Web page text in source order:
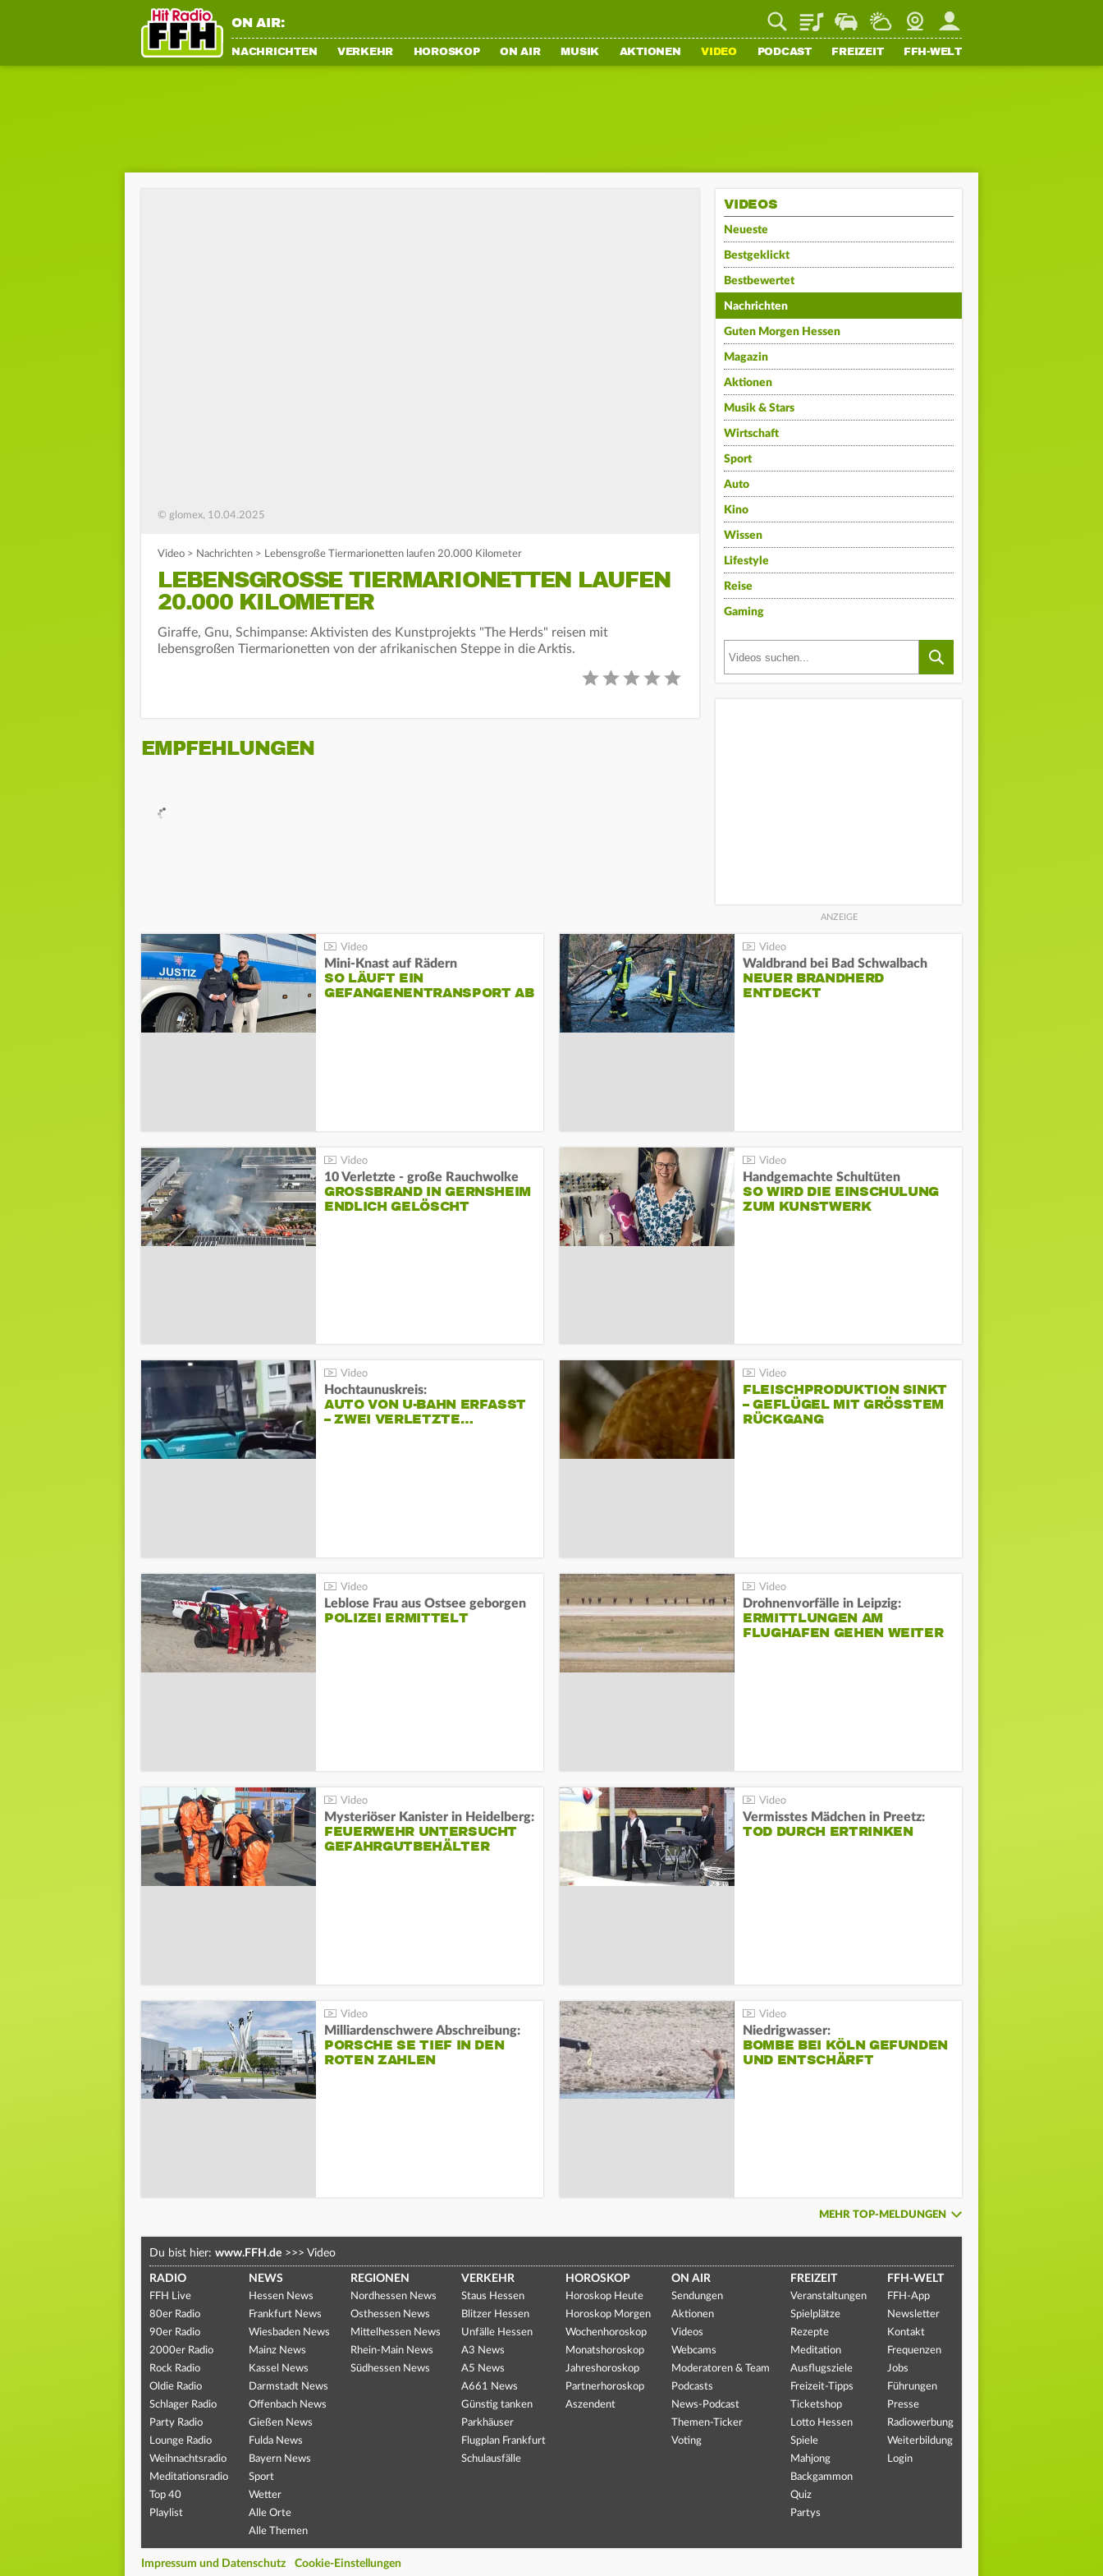
ON AIR: PlaylistStaupilotWetterWebcamMein FFH
NACHRICHTEN VERKEHR HOROSKOP ON AIR MUSIK AKTIONEN VIDEO PODCAST FREIZEIT FFH-WELT
© glomex, 10.04.2025
Video > Nachrichten > Lebensgroße Tiermarionetten laufen 20.000 Kilometer
LEBENSGROSSE TIERMARIONETTEN LAUFEN 2
0.000 KILOMETER
Giraffe, Gnu, Schimpanse: Aktivisten des Kunstprojekts "The Herds" reisen mit
lebensgroßen Tiermarionetten von der afrikanischen Steppe in die Arktis.
EMPFEHLUNGEN
VIDEOS
Neueste
Bestgeklickt
Bestbewertet
Nachrichten
Guten Morgen Hessen
Magazin
Aktionen
Musik & Stars
Wirtschaft
Sport
Auto
Kino
Wissen
Lifestyle
Reise
Gaming
Mini-Knast auf Rädern
SO LÄUFT EIN
GEFANGENENTRANSPORT AB
Waldbrand bei Bad Schwalbach
NEUER BRANDHERD
ENTDECKT
10 Verletzte - große Rauchwolke
GROSSBRAND IN GERNSHEIM E
NDLICH GELÖSCHT
Handgemachte Schultüten
SO WIRD DIE EINSCHULUNG
ZUM KUNSTWERK
Hochtaunuskreis:
AUTO VON U-BAHN ERFASST
– ZWEI VERLETZTE…
FLEISCHPRODUKTION SINKT
– GEFLÜGEL MIT GRÖSSTEM R
ÜCKGANG
Leblose Frau aus Ostsee geborgen
POLIZEI ERMITTELT
Drohnenvorfälle in Leipzig:
ERMITTLUNGEN AM
FLUGHAFEN GEHEN WEITER
Mysteriöser Kanister in Heidelberg:
FEUERWEHR UNTERSUCHT
GEFAHRGUTBEHÄLTER
Vermisstes Mädchen in Preetz:
TOD DURCH ERTRINKEN
Milliardenschwere Abschreibung:
PORSCHE SE TIEF IN DEN
ROTEN ZAHLEN
Niedrigwasser:
BOMBE BEI KÖLN GEFUNDEN
UND ENTSCHÄRFT
MEHR TOP-MELDUNGEN
Du bist hier: www.FFH.de >>> Video
RADIO
FFH Live
80er Radio
90er Radio
2000er Radio
Rock Radio
Oldie Radio
Schlager Radio
Party Radio
Lounge Radio
Weihnachtsradio
Meditationsradio
Top 40
Playlist
NEWS
Hessen News
Frankfurt News
Wiesbaden News
Mainz News
Kassel News
Darmstadt News
Offenbach News
Gießen News
Fulda News
Bayern News
Sport
Wetter
Alle Orte
Alle Themen
REGIONEN
Nordhessen News
Osthessen News
Mittelhessen News
Rhein-Main News
Südhessen News
VERKEHR
Staus Hessen
Blitzer Hessen
Unfälle Hessen
A3 News
A5 News
A661 News
Günstig tanken
Parkhäuser
Flugplan Frankfurt
Schulausfälle
HOROSKOP
Horoskop Heute
Horoskop Morgen
Wochenhoroskop
Monatshoroskop
Jahreshoroskop
Partnerhoroskop
Aszendent
ON AIR
Sendungen
Aktionen
Videos
Webcams
Moderatoren & Team
Podcasts
News-Podcast
Themen-Ticker
Voting
FREIZEIT
Veranstaltungen
Spielplätze
Rezepte
Meditation
Ausflugsziele
Freizeit-Tipps
Ticketshop
Lotto Hessen
Spiele
Mahjong
Backgammon
Quiz
Partys
FFH-WELT
FFH-App
Newsletter
Kontakt
Frequenzen
Jobs
Führungen
Presse
Radiowerbung
Weiterbildung
Login
Impressum und Datenschutz Cookie-Einstellungen